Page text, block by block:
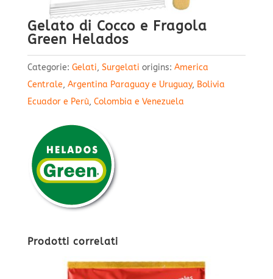
Gelato di Cocco e Fragola
Green Helados
Categorie: Gelati, Surgelati origins: America
Centrale, Argentina Paraguay e Uruguay, Bolivia
Ecuador e Perù, Colombia e Venezuela
Prodotti correlati